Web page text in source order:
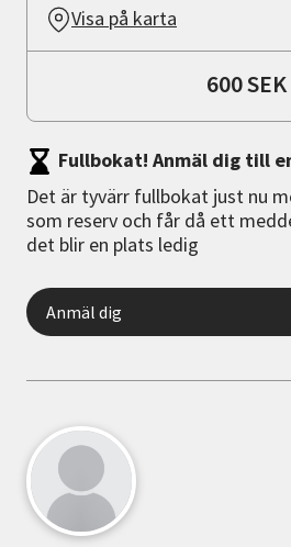
Visa på karta
600 SEK
Fullbokat! Anmäl dig till
Det är tyvärr fullbokat just nu
som reserv och får då ett
det blir en plats ledig
Anmäl dig